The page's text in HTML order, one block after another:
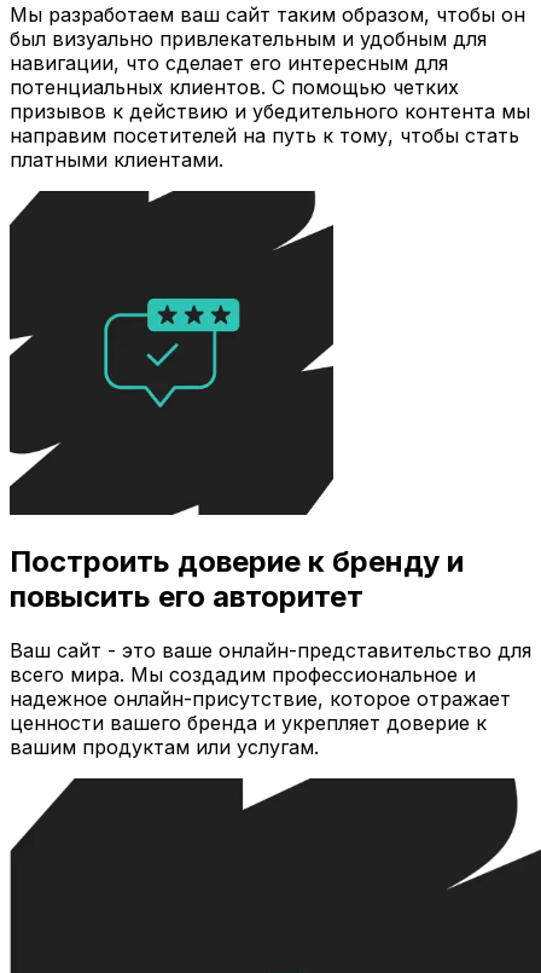
Мы разработаем ваш сайт таким образом, чтобы он
был визуально привлекательным и удобным для
навигации, что сделает его интересным для
потенциальных клиентов. С помощью четких
призывов к действию и убедительного контента мы
направим посетителей на путь к тому, чтобы стать
платными клиентами.
Построить доверие к бренду и
повысить его авторитет
Ваш сайт - это ваше онлайн-представительство для
всего мира. Мы создадим профессиональное и
надежное онлайн-присутствие, которое отражает
ценности вашего бренда и укрепляет доверие к
вашим продуктам или услугам.